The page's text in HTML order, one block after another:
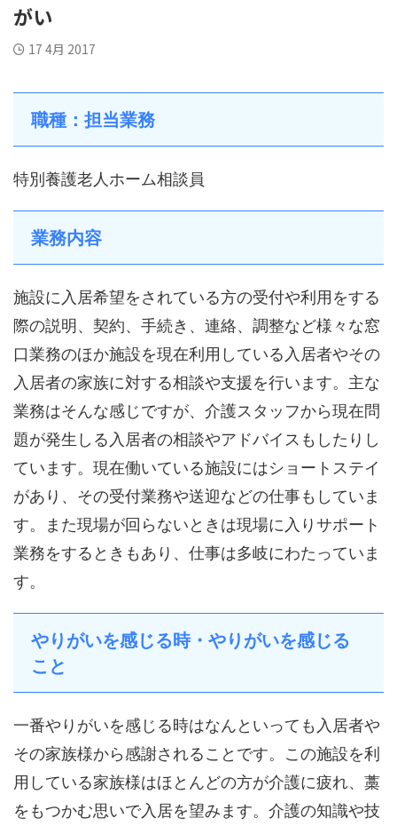
がい
17 4月 2017
職種：担当業務
特別養護老人ホーム相談員
業務内容
施設に入居希望をされている方の受付や利用をする
際の説明、契約、手続き、連絡、調整など様々な窓
口業務のほか施設を現在利用している入居者やその
入居者の家族に対する相談や支援を行います。主な
業務はそんな感じですが、介護スタッフから現在問
題が発生しる入居者の相談やアドバイスもしたりし
ています。現在働いている施設にはショートステイ
があり、その受付業務や送迎などの仕事もしていま
す。また現場が回らないときは現場に入りサポート
業務をするときもあり、仕事は多岐にわたっていま
す。
やりがいを感じる時・やりがいを感じる
こと
一番やりがいを感じる時はなんといっても入居者や
その家族様から感謝されることです。この施設を利
用している家族様はほとんどの方が介護に疲れ、藁
をもつかむ思いで入居を望みます。介護の知識や技